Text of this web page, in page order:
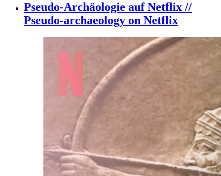
Pseudo-Archäologie auf Netflix //
Pseudo-archaeology on Netflix